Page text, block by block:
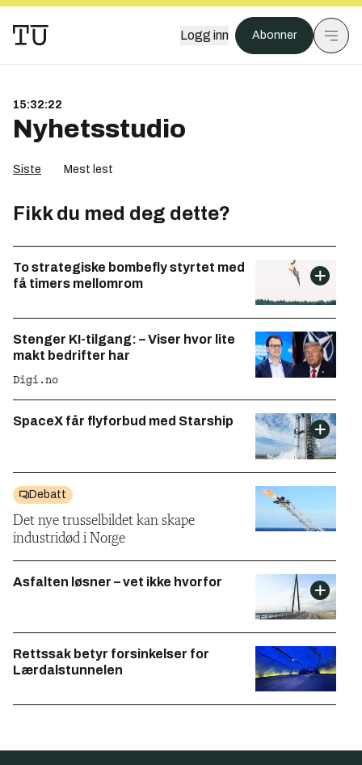
Logg inn Abonner
15:32:22
Nyhetsstudio
Siste Mest lest
Fikk du med deg dette?
To strategiske bombefly styrtet med
få timers mellomrom
Stenger KI-tilgang: – Viser hvor lite
makt bedrifter har
Digi.no
SpaceX får flyforbud med Starship
Debatt
Det nye trusselbildet kan skape
industridød i Norge
Asfalten løsner – vet ikke hvorfor
Rettssak betyr forsinkelser for
Lærdalstunnelen